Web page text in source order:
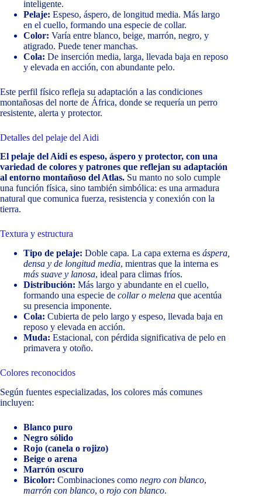
inteligente.
Pelaje: Espeso, áspero, de longitud media. Más largo
en el cuello, formando una especie de collar.
Color: Varía entre blanco, beige, marrón, negro, y
atigrado. Puede tener manchas.
Cola: De inserción media, larga, llevada baja en reposo
y elevada en acción, con abundante pelo.
Este perfil físico refleja su adaptación a las condiciones
montañosas del norte de África, donde se requería un perro
resistente, alerta y protector.
Detalles del pelaje del Aidi
El pelaje del Aidi es espeso, áspero y protector, con una
variedad de colores y patrones que reflejan su adaptación
al entorno montañoso del Atlas. Su manto no solo cumple
una función física, sino también simbólica: es una armadura
natural que comunica fuerza, resistencia y conexión con la
tierra.
Textura y estructura
Tipo de pelaje: Doble capa. La capa externa es áspera,
densa y de longitud media, mientras que la interna es
más suave y lanosa, ideal para climas fríos.
Distribución: Más largo y abundante en el cuello,
formando una especie de collar o melena que acentúa
su presencia imponente.
Cola: Cubierta de pelo largo y espeso, llevada baja en
reposo y elevada en acción.
Muda: Estacional, con pérdida significativa de pelo en
primavera y otoño.
Colores reconocidos
Según fuentes especializadas, los colores más comunes
incluyen:
Blanco puro
Negro sólido
Rojo (canela o rojizo)
Beige o arena
Marrón oscuro
Bicolor: Combinaciones como negro con blanco,
marrón con blanco, o rojo con blanco.